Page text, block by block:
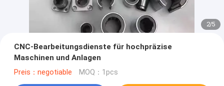
2/5
CNC-Bearbeitungsdienste für hochpräzise
Maschinen und Anlagen
Preis：negotiable MOQ：1pcs